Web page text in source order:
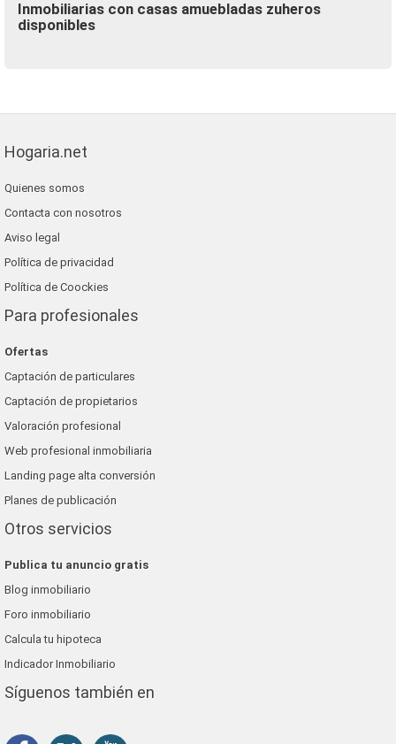
Inmobiliarias con casas amuebladas zuheros
disponibles
Hogaria.net
Quienes somos
Contacta con nosotros
Aviso legal
Política de privacidad
Política de Coockies
Para profesionales
Ofertas
Captación de particulares
Captación de propietarios
Valoración profesional
Web profesional inmobiliaria
Landing page alta conversión
Planes de publicación
Otros servicios
Publica tu anuncio gratis
Blog inmobiliario
Foro inmobiliario
Calcula tu hipoteca
Indicador Inmobiliario
Síguenos también en